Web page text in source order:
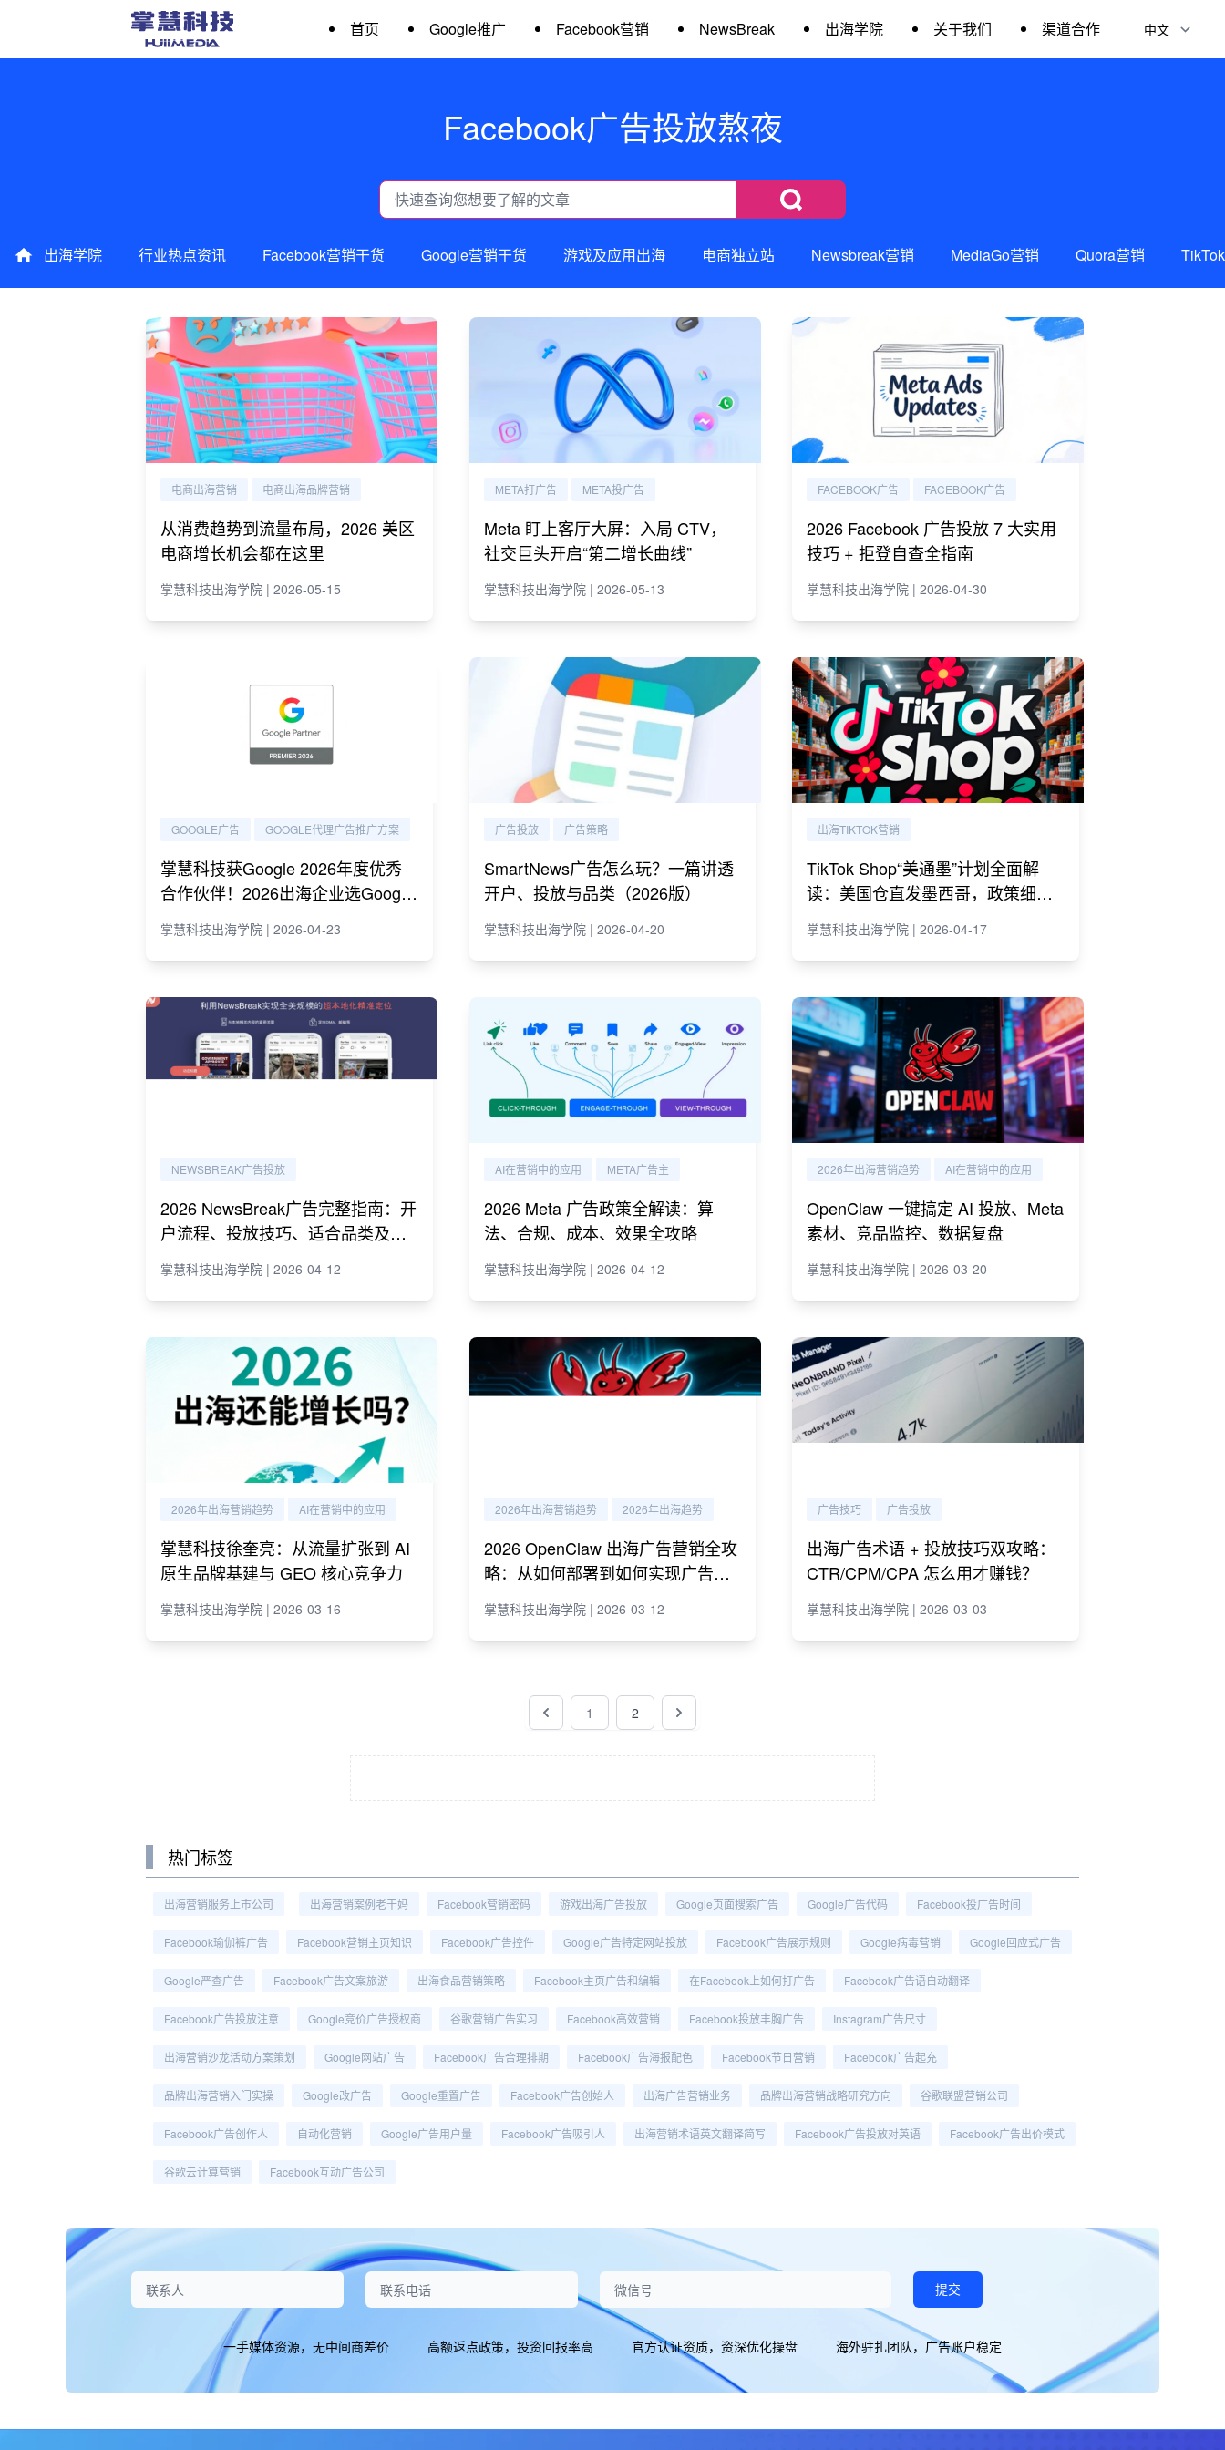
首页 Google推广 Facebook营销 NewsBreak 出海学院 关于我们 渠道合作
Facebook广告投放熬夜
出海学院 行业热点资讯 Facebook营销干货 Google营销干货 游戏及应用出海 电商独立站 Newsbreak营销 MediaGo营销 Quora营销
电商出海营销 电商出海品牌营销
从消费趋势到流量布局，2026 美区
电商增长机会都在这里
掌慧科技出海学院 | 2026-05-15
META打广告 META投广告
Meta 盯上客厅大屏：入局 CTV，
社交巨头开启“第二增长曲线”
掌慧科技出海学院 | 2026-05-13
FACEBOOK广告 FACEBOOK广告
2026 Facebook 广告投放 7 大实用
技巧 + 拒登自查全指南
掌慧科技出海学院 | 2026-04-30
GOOGLE广告 GOOGLE代理广告推广方案
掌慧科技获Google 2026年度优秀
合作伙伴！2026出海企业选Google
掌慧科技出海学院 | 2026-04-23
广告投放 广告策略
SmartNews广告怎么玩？一篇讲透
开户、投放与品类（2026版）
掌慧科技出海学院 | 2026-04-20
出海TIKTOK营销
TikTok Shop“美通墨”计划全面解
读：美国仓直发墨西哥，政策细则
掌慧科技出海学院 | 2026-04-17
NEWSBREAK广告投放
2026 NewsBreak广告完整指南：开
户流程、投放技巧、适合品类及代
掌慧科技出海学院 | 2026-04-12
AI在营销中的应用 META广告主
2026 Meta 广告政策全解读：算
法、合规、成本、效果全攻略
掌慧科技出海学院 | 2026-04-12
2026年出海营销趋势 AI在营销中的应用
OpenClaw 一键搞定 AI 投放、Meta
素材、竞品监控、数据复盘
掌慧科技出海学院 | 2026-03-20
2026年出海营销趋势 AI在营销中的应用
掌慧科技徐奎亮：从流量扩张到 AI
原生品牌基建与 GEO 核心竞争力
掌慧科技出海学院 | 2026-03-16
2026年出海营销趋势 2026年出海趋势
2026 OpenClaw 出海广告营销全攻
略：从如何部署到如何实现广告营
掌慧科技出海学院 | 2026-03-12
广告技巧 广告投放
出海广告术语 + 投放技巧双攻略：
CTR/CPM/CPA 怎么用才赚钱？
掌慧科技出海学院 | 2026-03-03
1 2
热门标签
出海营销服务上市公司 出海营销案例老干妈 Facebook营销密码 游戏出海广告投放 Google页面搜索广告 Google广告代码 Facebook投广告时间
Facebook瑜伽裤广告 Facebook营销主页知识 Facebook广告控件 Google广告特定网站投放 Facebook广告展示规则 Google病毒营销 Google回应式广告
Google严查广告 Facebook广告文案旅游 出海食品营销策略 Facebook主页广告和编辑 在Facebook上如何打广告 Facebook广告语自动翻译
Facebook广告投放注意 Google竞价广告授权商 谷歌营销广告实习 Facebook高效营销 Facebook投放丰胸广告 Instagram广告尺寸
出海营销沙龙活动方案策划 Google网站广告 Facebook广告合理排期 Facebook广告海报配色 Facebook节日营销 Facebook广告起充
品牌出海营销入门实操 Google改广告 Google重置广告 Facebook广告创始人 出海广告营销业务 品牌出海营销战略研究方向 谷歌联盟营销公司
Facebook广告创作人 自动化营销 Google广告用户量 Facebook广告吸引人 出海营销术语英文翻译简写 Facebook广告投放对英语 Facebook广告出价模式
谷歌云计算营销 Facebook互动广告公司
提交
一手媒体资源，无中间商差价 高额返点政策，投资回报率高 官方认证资质，资深优化操盘 海外驻扎团队，广告账户稳定